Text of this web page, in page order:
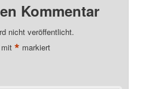
Kommentar
nicht veröffentlicht.
mit* markiert